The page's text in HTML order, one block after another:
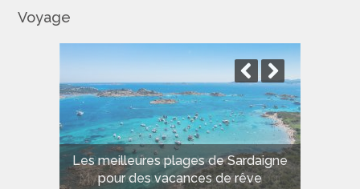
Voyage
Les meilleures plages de Sardaigne
pour des vacances de rêve